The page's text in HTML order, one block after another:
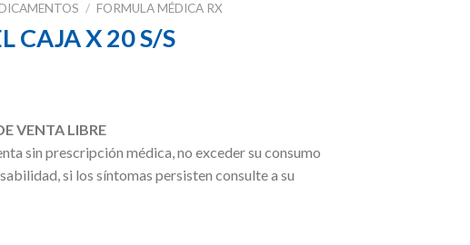
/ FORMULA MÉDICA RX
CAJA X 20 S/S
VENTA LIBRE
sin prescripción médica, no exceder su consumo
si los síntomas persisten consulte a su